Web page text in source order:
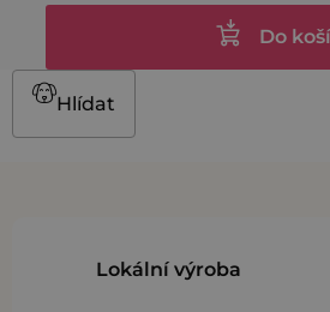
Do
Hlídat
Lokální výroba